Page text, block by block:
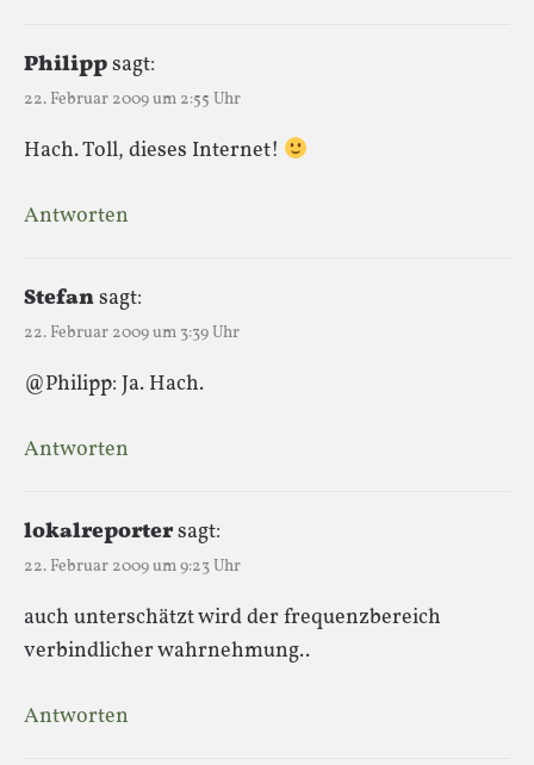
Philippsagt:
22. Februar 2009 um 2:55 Uhr
Hach. Toll, dieses Internet!
Antworten
Stefansagt:
22. Februar 2009 um 3:39 Uhr
@Philipp: Ja. Hach.
Antworten
lokalreportersagt:
22. Februar 2009 um 9:23 Uhr
auch unterschätzt wird der frequenzbereich
verbindlicher wahrnehmung..
Antworten